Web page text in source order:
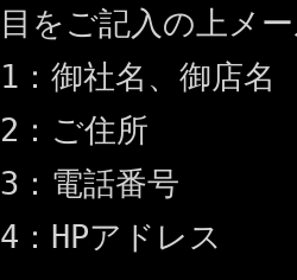
目をご記入の上メ
1：御社名、御店名
2：ご住所
3：電話番号
4：HPアドレス